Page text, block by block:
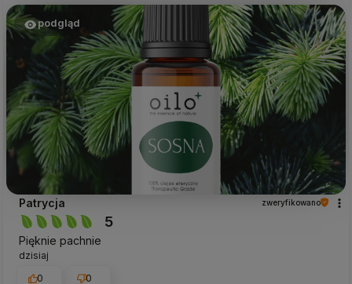
podgląd
Patrycja zweryfikowano
5
Pięknie pachnie
dzisiaj
0
0